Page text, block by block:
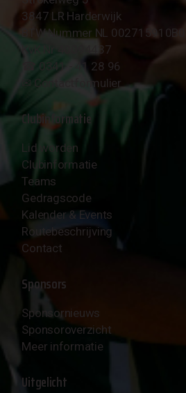
3847 LR Harderwijk
BTW Nummer NL 002715910B01
KvK Nr 40094437
☎︎ 0341 - 41 28 96
✉︎ Contactformulier
Clubinformatie
Lid worden
Clubinformatie
Teams
Gedragscode
Kalender & Events
Routebeschrijving
Contact
Sponsors
Sponsornieuws
Sponsoroverzicht
Meer informatie
Uitgelicht